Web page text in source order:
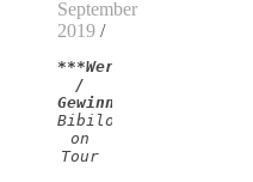
September
2019 /
***Werbung
/
Gewinnspiel***
Bibilotta
on
Tour